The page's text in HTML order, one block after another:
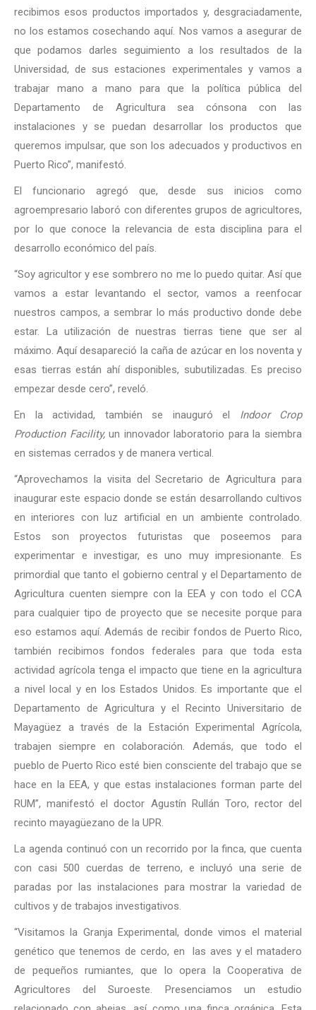
recibimos esos productos importados y, desgraciadamente,
no los estamos cosechando aquí. Nos vamos a asegurar de
que podamos darles seguimiento a los resultados de la
Universidad, de sus estaciones experimentales y vamos a
trabajar mano a mano para que la política pública del
Departamento de Agricultura sea cónsona con las
instalaciones y se puedan desarrollar los productos que
queremos impulsar, que son los adecuados y productivos en
Puerto Rico”, manifestó.
El funcionario agregó que, desde sus inicios como
agroempresario laboró con diferentes grupos de agricultores,
por lo que conoce la relevancia de esta disciplina para el
desarrollo económico del país.
“Soy agricultor y ese sombrero no me lo puedo quitar. Así que
vamos a estar levantando el sector, vamos a reenfocar
nuestros campos, a sembrar lo más productivo donde debe
estar. La utilización de nuestras tierras tiene que ser al
máximo. Aquí desapareció la caña de azúcar en los noventa y
esas tierras están ahí disponibles, subutilizadas. Es preciso
empezar desde cero”, reveló.
En la actividad, también se inauguró el Indoor Crop
Production Facility,un innovador laboratorio para la siembra
en sistemas cerrados y de manera vertical.
“Aprovechamos la visita del Secretario de Agricultura para
inaugurar este espacio donde se están desarrollando cultivos
en interiores con luz artificial en un ambiente controlado.
Estos son proyectos futuristas que poseemos para
experimentar e investigar, es uno muy impresionante. Es
primordial que tanto el gobierno central y el Departamento de
Agricultura cuenten siempre con la EEA y con todo el CCA
para cualquier tipo de proyecto que se necesite porque para
eso estamos aquí. Además de recibir fondos de Puerto Rico,
también recibimos fondos federales para que toda esta
actividad agrícola tenga el impacto que tiene en la agricultura
a nivel local y en los Estados Unidos. Es importante que el
Departamento de Agricultura y el Recinto Universitario de
Mayagüez a través de la Estación Experimental Agrícola,
trabajen siempre en colaboración. Además, que todo el
pueblo de Puerto Rico esté bien consciente del trabajo que se
hace en la EEA, y que estas instalaciones forman parte del
RUM”, manifestó el doctor Agustín Rullán Toro, rector del
recinto mayagüezano de la UPR.
La agenda continuó con un recorrido por la finca, que cuenta
con casi 500 cuerdas de terreno, e incluyó una serie de
paradas por las instalaciones para mostrar la variedad de
cultivos y de trabajos investigativos.
“Visitamos la Granja Experimental, donde vimos el material
genético que tenemos de cerdo, en las aves y el matadero
de pequeños rumiantes, que lo opera la Cooperativa de
Agricultores del Suroeste. Presenciamos un estudio